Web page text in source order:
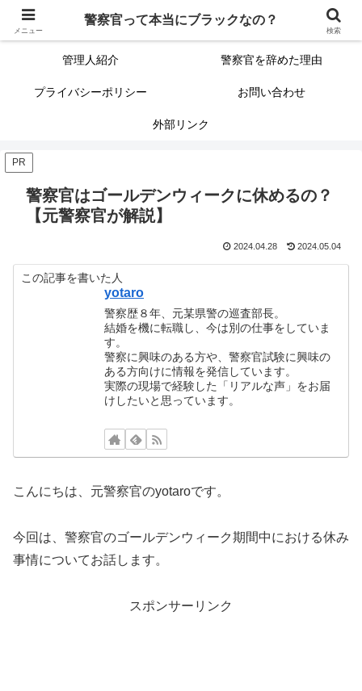
警察官って本当にブラックなの？ サイトマップ（記事一覧）
管理人紹介 警察官を辞めた理由
プライバシーポリシー お問い合わせ
外部リンク
PR
警察官はゴールデンウィークに休めるの？
【元警察官が解説】
2024.04.28 2024.05.04
この記事を書いた人
yotaro
警察歴８年、元某県警の巡査部長。
結婚を機に転職し、今は別の仕事をしていま
す。
警察に興味のある方や、警察官試験に興味の
ある方向けに情報を発信しています。
実際の現場で経験した「リアルな声」をお届
けしたいと思っています。
こんにちは、元警察官のyotaroです。
今回は、警察官のゴールデンウィーク期間中における休み
事情についてお話します。
スポンサーリンク
メニュー
警察官って本当にブラックなの？
検索